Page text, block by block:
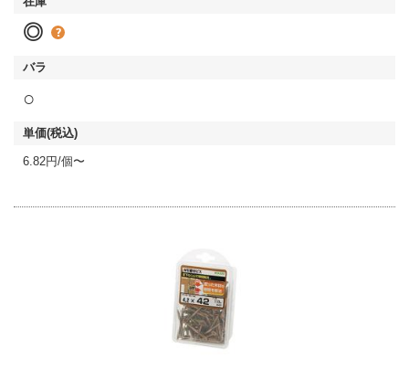
◎
○
6.82円/個〜